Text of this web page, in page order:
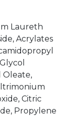
Laureth
Acrylates
Oleate,
Citric
Propylene